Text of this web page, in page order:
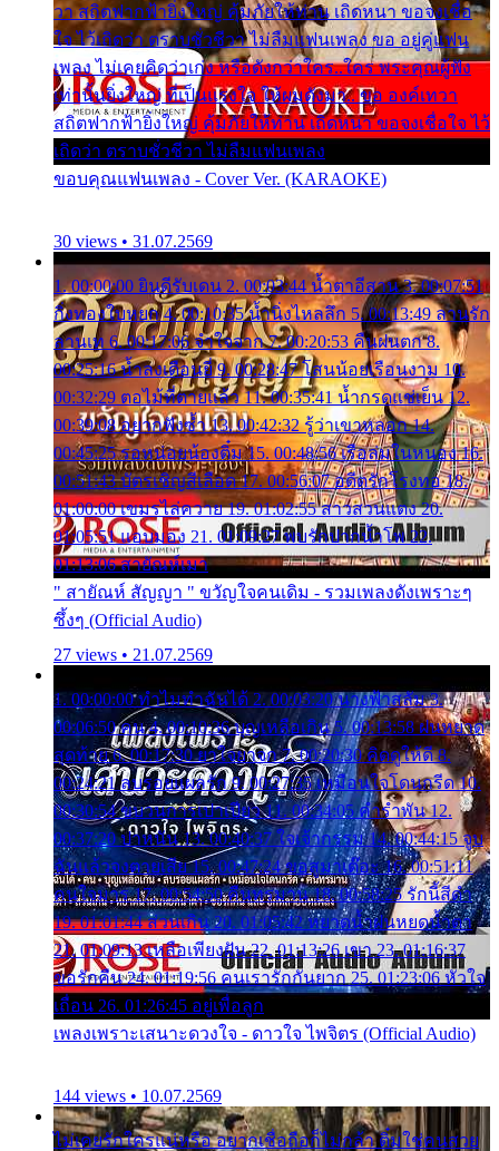
วา สถิตฟากฟ้ายิ่งใหญ่ คุ้มภัยให้ท่าน เถิดหนา ขอจงเชื่อ
ใจ ไว้เถิดว่า ตราบชั่วชีวา ไม่ลืมแฟนเพลง ขอ อยู่คู่แฟน
เพลง ไม่เคยคิดว่าเก่ง หรือดังกว่าใคร..ใคร พระคุณผู้ฟัง
เท่านั้นยิ่งใหญ่ ที่เป็นแรงใจ ให้ผมดังมา.. ขอ องค์เทวา
สถิตฟากฟ้ายิ่งใหญ่ คุ้มภัยให้ท่าน เถิดหนา ขอจงเชื่อใจ ไว้
เถิดว่า ตราบชั่วชีวา ไม่ลืมแฟนเพลง
ขอบคุณแฟนเพลง - Cover Ver. (KARAOKE)
30 views • 31.07.2569
1. 00:00:00 ยินดีรับเดน 2. 00:03:44 น้ำตาอีสาน 3. 00:07:51
กิ่งทองใบหยก 4. 00:10:35 น้ำนิ่งไหลลึก 5. 00:13:49 ลานรัก
ลานเท 6. 00:17:06 จำใจจาก 7. 00:20:53 คืนฝนตก 8.
00:25:16 น้ำลงเดือนยี่ 9. 00:28:47 โสนน้อยเรือนงาม 10.
00:32:29 ตอไม้ที่ตายแล้ว 11. 00:35:41 น้ำกรดแช่เย็น 12.
00:39:08 อยากฟังซ้ำ 13. 00:42:32 รู้ว่าเขาหลอก 14.
00:45:25 รอหน่อยน้องติ๋ม 15. 00:48:56 เรือล่มในหนอง 16.
00:51:43 บัตรเชิญสีเลือด 17. 00:56:07 อดีตรักโรงทอ 18.
01:00:00 เขมรไล่ควาย 19. 01:02:55 สาวสวนแตง 20.
01:05:51 แอบมอง 21. 01:09:27 พบรักปากน้ำโพ 22.
01:13:06 สายัณห์เมา
" สายัณห์ สัญญา " ขวัญใจคนเดิม - รวมเพลงดังเพราะๆ
ซึ้งๆ (Official Audio)
27 views • 21.07.2569
1. 00:00:00 ทำไมทำฉันได้ 2. 00:03:20 นางฟ้าสลัม 3.
00:06:50 คน 4. 00:10:36 บุญเหลือเกิน 5. 00:13:58 ฝนหยาด
สุดท้าย 6. 00:17:30 ยาใจยาจก 7. 00:20:30 คิดดูให้ดี 8.
00:24:21 ลบรอยแผลรัก 9. 00:27:35 เหมือนใจโดนกรีด 10.
00:30:54 ขบวนการเปาเปียว 11. 00:34:05 คำรำพัน 12.
00:37:20 ปาหนัน 13. 00:40:37 ใจเจ้ากรรม 14. 00:44:15 จูบ
ฉันแล้วจงตายเสีย 15. 00:47:24 ขอสูมาเต๊อะ 16. 00:51:11
คนใจมาร 17. 00:54:50 คืนทรมาน 18. 00:58:25 รักนี้สีดำ
19. 01:01:44 ส่วนเกิน 20. 01:05:42 หยาดน้ำฝนหยดน้ำตา
21. 01:09:13 เหลือเพียงฝัน 22. 01:13:26 เขา 23. 01:16:37
ขอรักคืน 24. 01:19:56 คนเรารักกันยาก 25. 01:23:06 หัวใจ
เถื่อน 26. 01:26:45 อยู่เพื่อลูก
เพลงเพราะเสนาะดวงใจ - ดาวใจ ไพจิตร (Official Audio)
144 views • 10.07.2569
ไม่เคยรักใครแน่หรือ อยากเชื่อถือก็ไม่กล้า ติ๋มใช่คนสวย